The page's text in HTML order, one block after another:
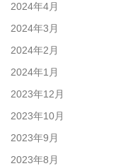
2024年4月
2024年3月
2024年2月
2024年1月
2023年12月
2023年10月
2023年9月
2023年8月